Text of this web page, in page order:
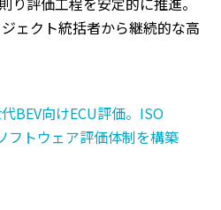
ェクト統括者から継続的な高
BEV向けECU評価。ISO
フトウェア評価体制を構築